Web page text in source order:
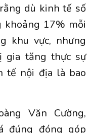
dù kinh tế số
17% mỗi
khu vực, nhưng
gia tăng thực sự
tế nội địa là bao
Văn Cường,
đúng đóng góp